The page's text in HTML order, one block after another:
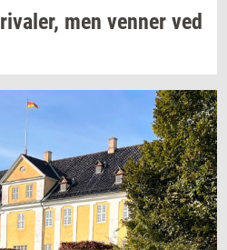
ri­va­ler, men ven­ner ved